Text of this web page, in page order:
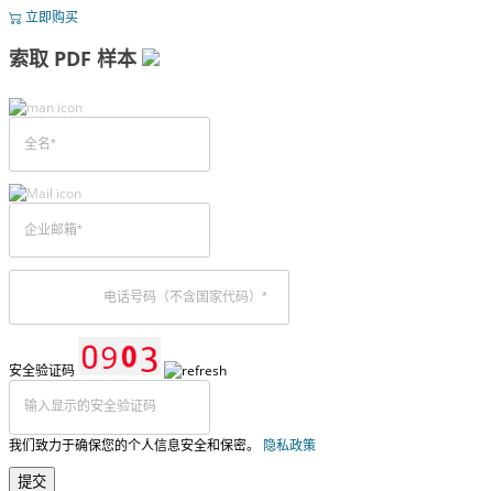
立即购买
索取 PDF 样本
安全验证码
我们致力于确保您的个人信息安全和保密。 隐私政策
提交